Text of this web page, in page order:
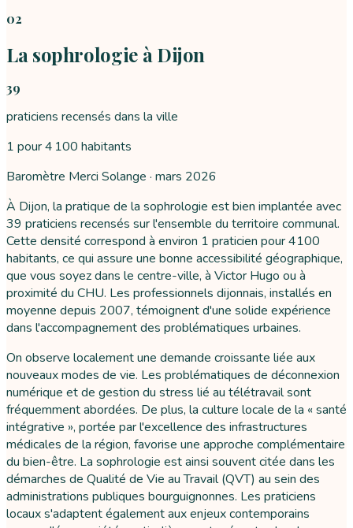
02
La sophrologie à Dijon
39
praticiens recensés dans la ville
1 pour 4 100 habitants
Baromètre Merci Solange · mars 2026
À Dijon, la pratique de la sophrologie est bien implantée avec
39 praticiens recensés sur l'ensemble du territoire communal.
Cette densité correspond à environ 1 praticien pour 4100
habitants, ce qui assure une bonne accessibilité géographique,
que vous soyez dans le centre-ville, à Victor Hugo ou à
proximité du CHU. Les professionnels dijonnais, installés en
moyenne depuis 2007, témoignent d'une solide expérience
dans l'accompagnement des problématiques urbaines.
On observe localement une demande croissante liée aux
nouveaux modes de vie. Les problématiques de déconnexion
numérique et de gestion du stress lié au télétravail sont
fréquemment abordées. De plus, la culture locale de la « santé
intégrative », portée par l'excellence des infrastructures
médicales de la région, favorise une approche complémentaire
du bien-être. La sophrologie est ainsi souvent citée dans les
démarches de Qualité de Vie au Travail (QVT) au sein des
administrations publiques bourguignonnes. Les praticiens
locaux s'adaptent également aux enjeux contemporains